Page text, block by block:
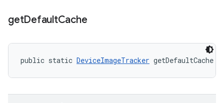
getDefaultCache
public static DeviceImageTracker getDefaultCache